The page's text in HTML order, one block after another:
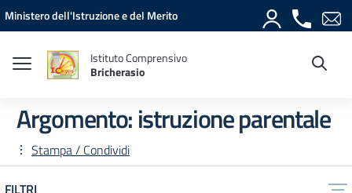
Vai ai contenuti
Vai al menu di navigazione
Vai al footer
Ministero dell'Istruzione e del Merito
Istituto Comprensivo
Bricherasio
Argomento: istruzione parentale
Stampa / Condividi
FILTRI